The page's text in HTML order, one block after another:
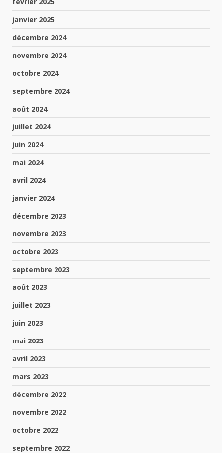
janvier 2025
décembre 2024
novembre 2024
octobre 2024
septembre 2024
août 2024
juillet 2024
juin 2024
mai 2024
avril 2024
janvier 2024
décembre 2023
novembre 2023
octobre 2023
septembre 2023
août 2023
juillet 2023
juin 2023
mai 2023
avril 2023
mars 2023
décembre 2022
novembre 2022
octobre 2022
septembre 2022